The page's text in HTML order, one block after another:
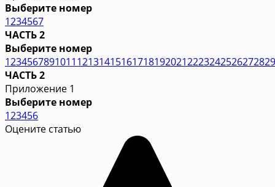
Выберите номер
1234567
ЧАСТЬ 2
Выберите номер
1234567891011121314151617181920212223242526272829
ЧАСТЬ 2
Приложение 1
Выберите номер
123456
Оцените статью